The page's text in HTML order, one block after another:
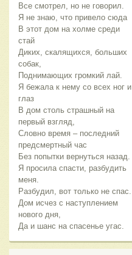
Все смотрел, но не говорил.
Я не знаю, что привело сюда
В этот дом на холме среди
стай
Диких, скалящихся, больших
собак,
Поднимающих громкий лай.
Я бежала к нему со всех ног и
глаз
В дом столь страшный на
первый взгляд,
Словно время – последний
предсмертный час
Без попытки вернуться назад.
Я просила спасти, разбудить
меня.
Разбудил, вот только не спас.
Дом исчез с наступлением
нового дня,
Да и шанс на спасенье угас.